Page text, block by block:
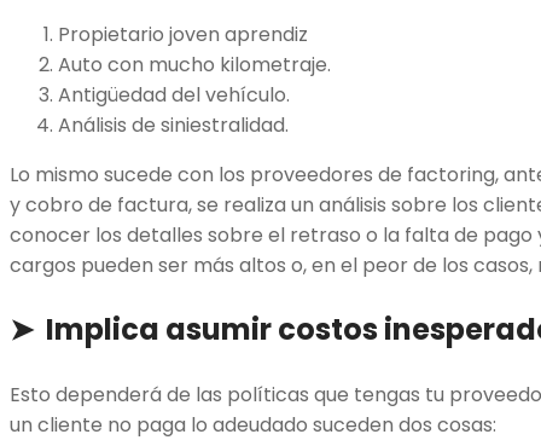
Propietario joven aprendiz
Auto con mucho kilometraje.
Antigüedad del vehículo.
Análisis de siniestralidad.
Lo mismo sucede con los proveedores de factoring,
y cobro de factura, se realiza un análisis sobre los
conocer los detalles sobre el retraso o la falta de pago
cargos pueden ser más altos o, en el peor de los
➤ Implica asumir costos
Esto dependerá de las políticas que tengas tu
un cliente no paga lo adeudado suceden dos cosas: